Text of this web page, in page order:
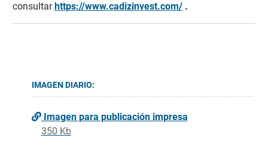
consultarhttps://www.cadizinvest.com/.
IMAGEN DIARIO:
Imagen para publicación impresa
350 Kb